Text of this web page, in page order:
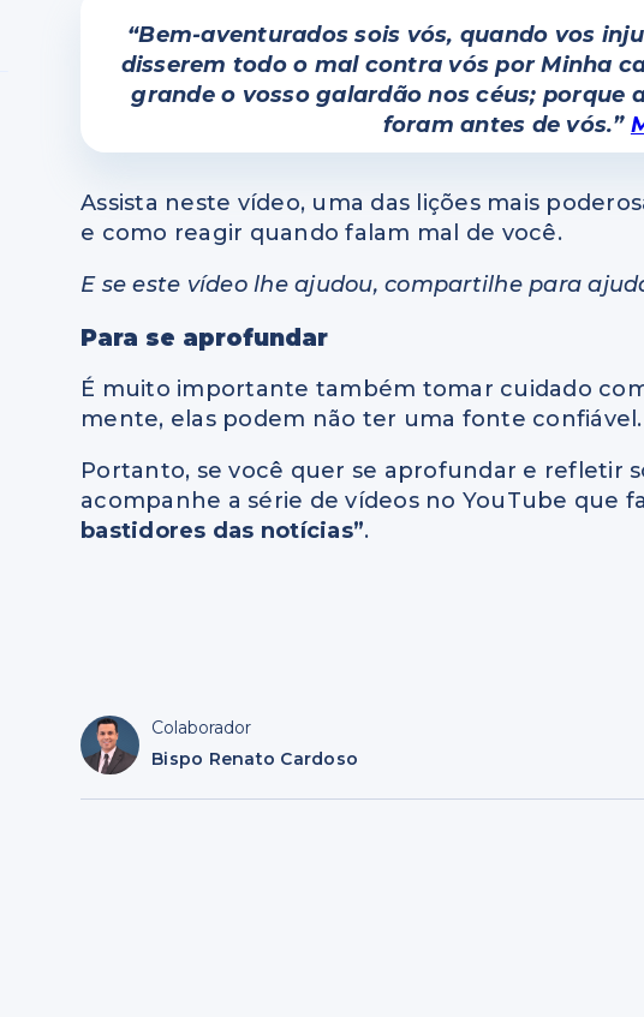
“Bem-aventurados sois vós, quando vos
disserem todo o mal contra vós por Minha
grande o vosso galardão nos céus; porque
foram antes de vós.”
Assista neste vídeo, uma das lições mais
e como reagir quando falam mal de você.
E se este vídeo lhe ajudou, compartilhe para
Para se aprofundar
É muito importante também tomar cuidado
mente, elas podem não ter uma fonte confiável.
Portanto, se você quer se aprofundar e refletir
acompanhe a série de vídeos no YouTube que
bastidores das notícias”.
Colaborador
Bispo Renato Cardoso